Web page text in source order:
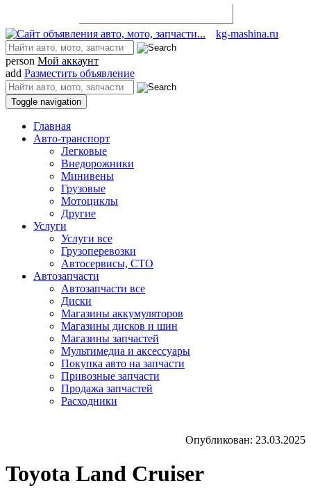
kg-mashina.ru
person Мой аккаунт
add Разместить объявление
Toggle navigation
Главная
Авто-транспорт
Легковые
Внедорожники
Минивены
Грузовые
Мотоциклы
Другие
Услуги
Услуги все
Грузоперевозки
Автосервисы, СТО
Автозапчасти
Автозапчасти все
Диски
Магазины аккумуляторов
Магазины дисков и шин
Магазины запчастей
Мультимедиа и аксессуары
Покупка авто на запчасти
Привозные запчасти
Продажа запчастей
Расходники
Опубликован: 23.03.2025
Toyota Land Cruiser